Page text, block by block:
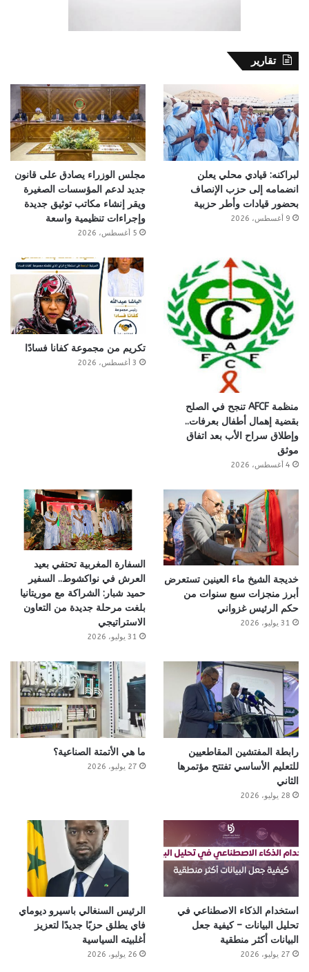
تقارير
لبراكنه: قيادي محلي يعلن
انضمامه إلى حزب الإنصاف
بحضور قيادات وأطر حزبية
9 أغسطس، 2026
مجلس الوزراء يصادق على قانون
جديد لدعم المؤسسات الصغيرة
ويقر إنشاء مكاتب توثيق جديدة
وإجراءات تنظيمية واسعة
5 أغسطس، 2026
منظمة AFCF تنجح في الصلح
بقضية إهمال أطفال بعرفات..
وإطلاق سراح الأب بعد اتفاق
موثق
4 أغسطس، 2026
تكريم من مجموعة كفانا فسادًا
3 أغسطس، 2026
خديجة الشيخ ماء العينين تستعرض
أبرز منجزات سبع سنوات من
حكم الرئيس غزواني
31 يوليو، 2026
السفارة المغربية تحتفي بعيد
العرش في نواكشوط.. السفير
حميد شبار: الشراكة مع موريتانيا
بلغت مرحلة جديدة من التعاون
الاستراتيجي
31 يوليو، 2026
رابطة المفتشين المقاطعيين
للتعليم الأساسي تفتتح مؤتمرها
الثاني
28 يوليو، 2026
ما هي الأتمتة الصناعية؟
27 يوليو، 2026
استخدام الذكاء الاصطناعي في
تحليل البيانات – كيفية جعل
البيانات أكثر منطقية
27 يوليو، 2026
الرئيس السنغالي باسيرو ديوماي
فاي يطلق حزبًا جديدًا لتعزيز
أغلبيته السياسية
26 يوليو، 2026